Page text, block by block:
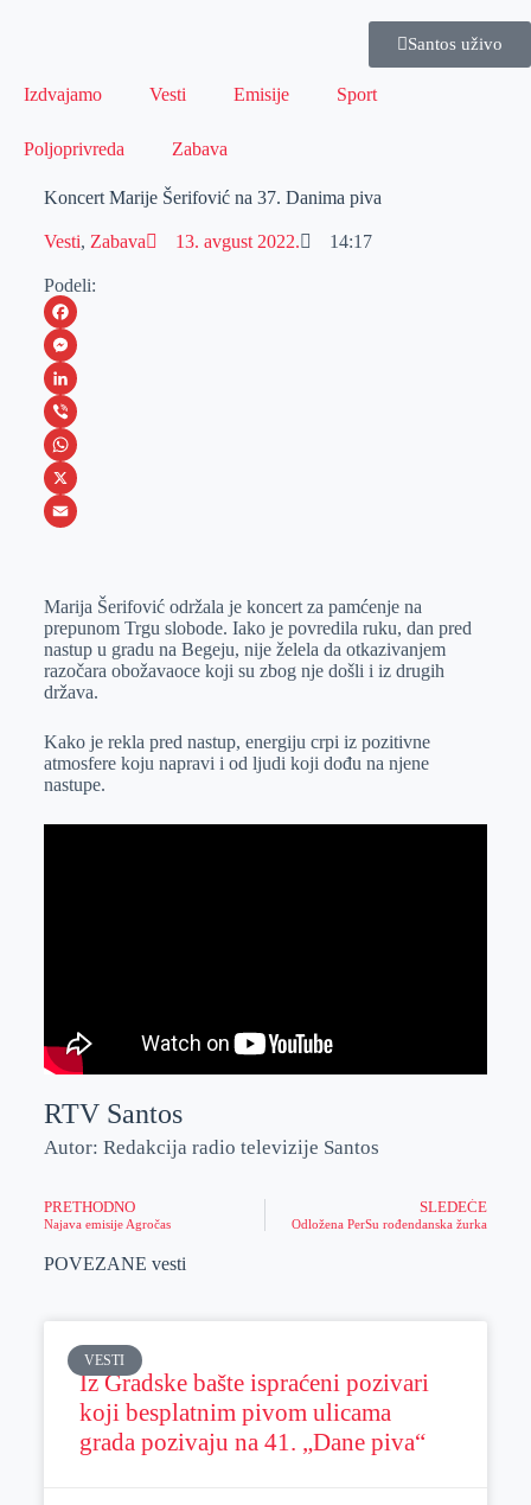
Santos uživo
Izdvajamo Vesti Emisije Sport
Poljoprivreda Zabava
Koncert Marije Šerifović na 37. Danima piva
Vesti, Zabava 13. avgust 2022. 14:17
Podeli:
F
a
c
e
b
o
M
e
s
s
e
e
r
L
i
n
k
I
n
V
i
b
W
h
s
A
p
X
a
i
l
Marija Šerifović održala je koncert za pamćenje na
prepunom Trgu slobode. Iako je povredila ruku, dan pred
nastup u gradu na Begeju, nije želela da otkazivanjem
razočara obožavaoce koji su zbog nje došli i iz drugih
država.
Kako je rekla pred nastup, energiju crpi iz pozitivne
atmosfere koju napravi i od ljudi koji dođu na njene
nastupe.
RTV Santos
Autor: Redakcija radio televizije Santos
PRETHODNO
Najava emisije Agročas
SLEDEĆE
Odložena PerSu rođendanska žurka
POVEZANE vesti
VESTI
Iz Gradske bašte ispraćeni pozivari
koji besplatnim pivom ulicama
grada pozivaju na 41. „Dane piva“